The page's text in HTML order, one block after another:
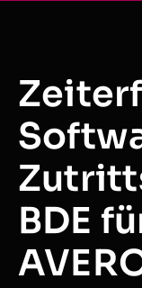
BDE